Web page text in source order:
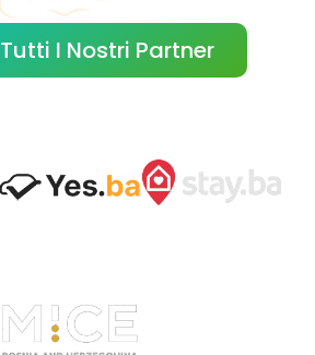
I Nostri Partner